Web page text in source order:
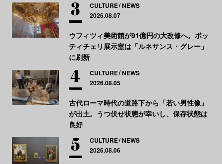
CULTURE NEWS
2026.08.07
ウフィツィ美術館が91億円の大改修へ。ボッ
ティチェリ展示室は「ルネサンス・グレー」
に刷新
CULTURE NEWS
2026.08.05
古代ローマ時代の道路下から「若い男性像」
が出土。うつ伏せ状態が幸いし、保存状態は
良好
CULTURE NEWS
2026.08.06